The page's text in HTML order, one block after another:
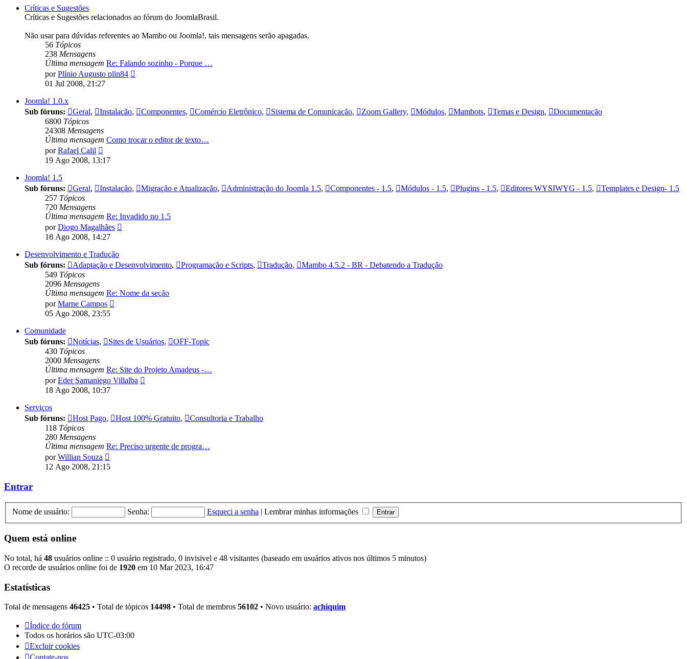
Críticas e Sugestões
Críticas e Sugestões relacionados ao fórum do JoomlaBrasil.
Não usar para dúvidas referentes ao Mambo ou Joomla!, tais mensagens serão apagadas.
56 Tópicos
238 Mensagens
Última mensagem Re: Falando sozinho - Porque …
porPlínio Augusto plin84
01 Jul 2008, 21:27
Joomla! 1.0.x
Sub fóruns:
Geral, Instalação, Componentes, Comércio Eletrônico, Sistema de Comunicação, Zoom Gallery, Módulos, Mambots, Temas e Design,
Documentação
6800 Tópicos
24308 Mensagens
Última mensagem Como trocar o editor de texto…
porRafael Calil
última
19 Ago 2008, 13:17
Joomla! 1.5
Sub fóruns:
Geral, Instalação, Migração e Atualização, Administração do Joomla 1.5, Componentes - 1.5, Módulos - 1.5, Plugins - 1.5, Editores WYSIWYG - 1.5,
Templates e Design- 1.5
257 Tópicos
720 Mensagens
Última mensagem Re: Invadido no 1.5
porDiogo Magalhães
18 Ago 2008, 14:27
Desenvolvimento e Tradução
Sub fóruns:
Adaptação e Desenvolvimento, Programação e Scripts, Tradução,
Mambo 4.5.2 - BR - Debatendo a Tradução
549 Tópicos
2096 Mensagens
Última mensagem Re: Nome da seção
porMarne Campos
05 Ago 2008, 23:55
Comunidade
Sub fóruns:
Notícias, Sites de Usuários,
OFF-Topic
430 Tópicos
2000 Mensagens
Última mensagem Re: Site do Projeto Amadeus -…
porEder Samaniego Villalba
18 Ago 2008, 10:37
Serviços
Sub fóruns:
Host Pago, Host 100% Gratuito,
Consultoria e Trabalho
118 Tópicos
280 Mensagens
Última mensagem Re: Preciso urgente de progra…
porWillian Souza
última
12 Ago 2008, 21:15
Entrar
Nome de usuário: Senha: Esqueci a senha | Lembrar minhas informações
Quem está online
No total, há 48 usuários online :: 0 usuário registrado, 0 invisivel e 48 visitantes (baseado em usuários ativos nos últimos 5 minutos)
O recorde de usuários online foi de 1920 em 10 Mar 2023, 16:47
Estatísticas
Total de mensagens 46425 • Total de tópicos 14498 • Total de membros 56102 • Novo usuário: achiquim
Índice do fórum
Todos os horários são UTC-03:00
Excluir cookies